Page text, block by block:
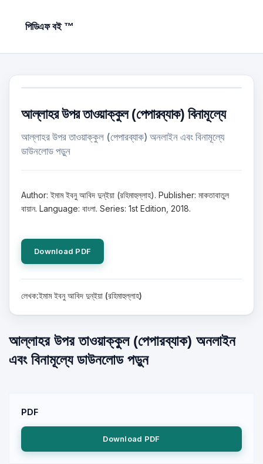
পিডিএফ বই ™
আল্লাহর উপর তাওয়াক্কুল (পেপারব্যাক) বিনামূল্যে
আল্লাহর উপর তাওয়াক্কুল (পেপারব্যাক) অনলাইন এবং বিনামূল্যে
ডাউনলোড পড়ুন
Author: ইমাম ইবনু আবিদ দুন্ইয়া (রহিমাহুল্লাহ). Publisher: মাকতাবাতুল
বায়ান. Language: বাংলা. Series: 1st Edition, 2018.
Download PDF
লেখক:ইমাম ইবনু আবিদ দুন্ইয়া (রহিমাহুল্লাহ)
আল্লাহর উপর তাওয়াক্কুল (পেপারব্যাক) অনলাইন
এবং বিনামূল্যে ডাউনলোড পড়ুন
PDF
Download PDF